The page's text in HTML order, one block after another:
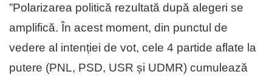
”Polarizarea politică rezultată după alegeri se
amplifică. În acest moment, din punctul de
vedere al intenției de vot, cele 4 partide aflate la
putere (PNL, PSD, USR și UDMR) cumulează